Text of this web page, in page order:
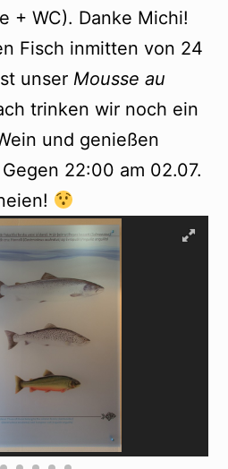
+ WC). Danke Michi!
Fisch inmitten von 24
unser Mousse au
trinken wir noch ein
und genießen
22:00 am 02.07.